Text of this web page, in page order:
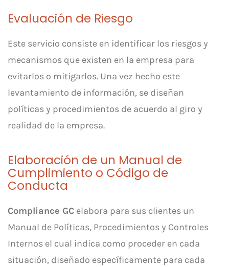
Evaluación de Riesgo
Este servicio consiste en identificar los riesgos y
mecanismos que existen en la empresa para
evitarlos o mitigarlos. Una vez hecho este
levantamiento de información, se diseñan
políticas y procedimientos de acuerdo al giro y
realidad de la empresa.
Elaboración de un Manual de
Cumplimiento o Código de
Conducta
Compliance GC elabora para sus clientes un
Manual de Políticas, Procedimientos y Controles
Internos el cual indica como proceder en cada
situación, diseñado específicamente para cada